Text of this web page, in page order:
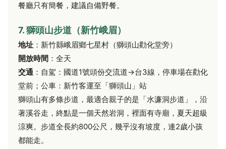
餐廳只有簡餐，建議自備野餐。
7. 獅頭山步道（新竹峨眉）
地址 ：新竹縣峨眉鄉七星村（獅頭山勸化堂旁）
開放時間 ：全天
交通 ：自駕：國道1號頭份交流道→台3線，停車場在勸化
堂前；公車：新竹客運至「獅頭山」站
獅頭山有多條步道，最適合親子的是「水濂洞步道」，沿
著溪谷走，終點是一個天然岩洞，裡面有寺廟，夏天超級
涼爽。步道全長約800公尺，幾乎沒有坡度，連2歲小孩
都能走。